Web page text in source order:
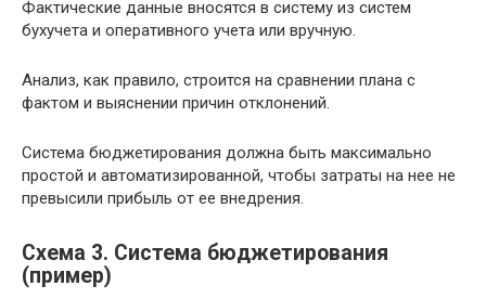
Фактические данные вносятся в систему из систем
бухучета и оперативного учета или вручную.
Анализ, как правило, строится на сравнении плана с
фактом и выяснении причин отклонений.
Система бюджетирования должна быть максимально
простой и автоматизированной, чтобы затраты на нее не
превысили прибыль от ее внедрения.
Схема 3. Система бюджетирования
(пример)